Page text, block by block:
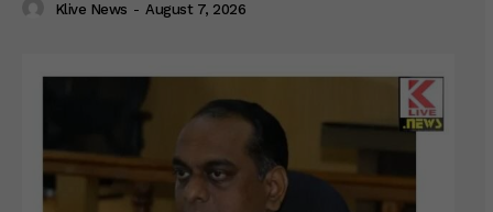
Klive News - August 7, 2026